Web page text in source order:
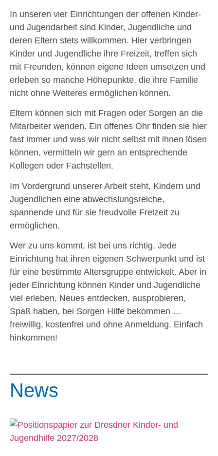
In unseren vier Einrichtungen der offenen Kinder-
und Jugendarbeit sind Kinder, Jugendliche und
deren Eltern stets willkommen. Hier verbringen
Kinder und Jugendliche ihre Freizeit, treffen sich
mit Freunden, können eigene Ideen umsetzen und
erleben so manche Höhepunkte, die ihre Familie
nicht ohne Weiteres ermöglichen können.
Eltern können sich mit Fragen oder Sorgen an die
Mitarbeiter wenden. Ein offenes Ohr finden sie hier
fast immer und was wir nicht selbst mit ihnen lösen
können, vermitteln wir gern an entsprechende
Kollegen oder Fachstellen.
Im Vordergrund unserer Arbeit steht, Kindern und
Jugendlichen eine abwechslungsreiche,
spannende und für sie freudvolle Freizeit zu
ermöglichen.
Wer zu uns kommt, ist bei uns richtig. Jede
Einrichtung hat ihren eigenen Schwerpunkt und ist
für eine bestimmte Altersgruppe entwickelt. Aber in
jeder Einrichtung können Kinder und Jugendliche
viel erleben, Neues entdecken, ausprobieren,
Spaß haben, bei Sorgen Hilfe bekommen …
freiwillig, kostenfrei und ohne Anmeldung. Einfach
hinkommen!
News